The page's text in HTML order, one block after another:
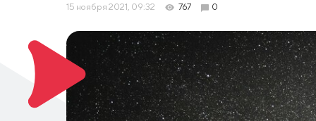
15 ноября 2021, 09:32 767 0